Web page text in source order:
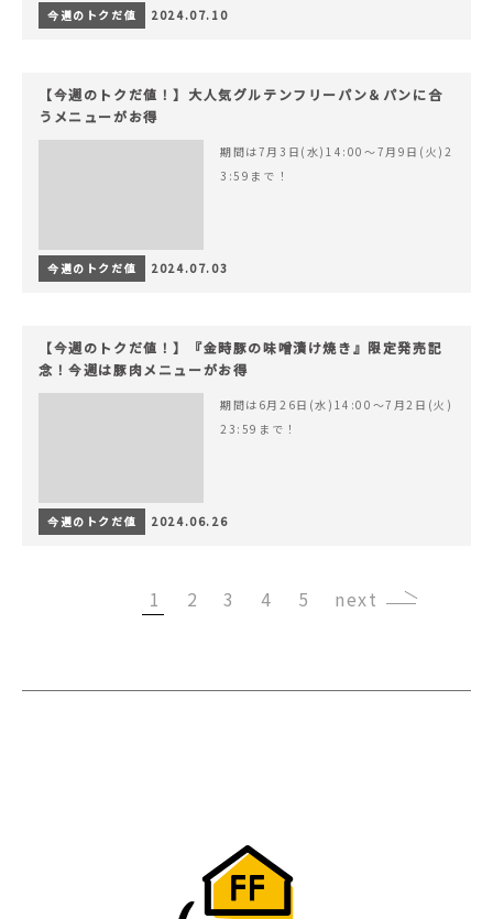
今週のトクだ値 2024.07.10
【今週のトクだ値！】大人気グルテンフリーパン＆パンに合
うメニューがお得
期間は7月3日(水)14:00〜7月9日(火)2
3:59まで！
今週のトクだ値 2024.07.03
【今週のトクだ値！】『金時豚の味噌漬け焼き』限定発売記
念！今週は豚肉メニューがお得
期間は6月26日(水)14:00〜7月2日(火)
23:59まで！
今週のトクだ値 2024.06.26
1 2 3 4 5 ›